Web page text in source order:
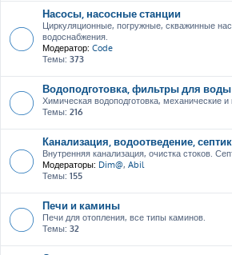
Насосы, насосные станции
Циркуляционные, погружные, скважинные
водоснабжения.
Модератор: Code
Темы: 373
Водоподготовка, фильтры для воды
Химическая водоподготовка, механические
Темы: 216
Канализация, водоотведение,
Внутренняя канализация, очистка стоков.
Модераторы: Dim@, Abil
Темы: 155
Печи и камины
Печи для отопления, все типы каминов.
Темы: 32